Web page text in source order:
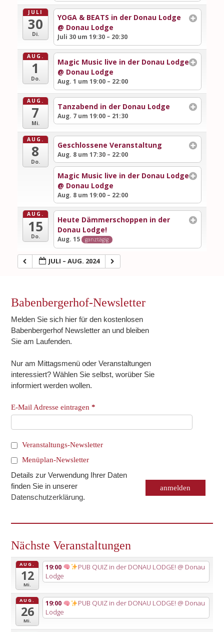
JULI
30
Di.
YOGA & BEATS in der Donau Lodge
@ Donau Lodge
Juli 30 um 19:30 – 20:30
AUG.
1
Do.
Magic Music live in der Donau Lodge
@ Donau Lodge
Aug. 1 um 19:00 – 22:00
AUG.
7
Mi.
Tanzabend in der Donau Lodge
Aug. 7 um 19:00 – 21:30
AUG.
8
Do.
Geschlossene Veranstaltung
Aug. 8 um 17:30 – 22:00
Magic Music live in der Donau Lodge
@ Donau Lodge
Aug. 8 um 19:00 – 22:00
AUG.
15
Do.
Heute Dämmerschoppen in der
Donau Lodge!
Aug. 15 ganztägig
JULI – AUG. 2024
Babenbergerhof-Newsletter
Melden Sie sich hier für den kostenlosen
Babenbergerhof Newsletter an und bleiben
Sie am Laufenden.
Nur am Mittagsmenü oder Veranstaltungen
interessiert? Wählen Sie selbst, worüber Sie
informiert werden wollen.
E-Mail Adresse eintragen*
Veranstaltungs-Newsletter
Menüplan-Newsletter
Details zur Verwendung Ihrer Daten
finden Sie in unserer
Datenschutzerklärung.
Nächste Veranstaltungen
AUG.
12
Mi.
19:00 PUB QUIZ in der DONAU LODGE! @ Donau
Lodge
AUG.
26
Mi.
19:00 PUB QUIZ in der DONAU LODGE! @ Donau
Lodge